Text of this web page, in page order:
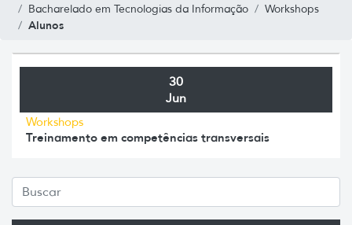
Bacharelado em Tecnologias da Informação
Workshops
Alunos
30
Jun
Workshops
Treinamento em competências transversais